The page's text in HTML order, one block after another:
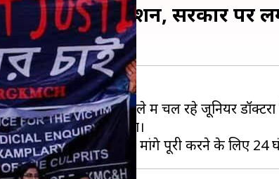
किया आमरण अनशन, सरकार पर
के बाद हत्या के मामले में चल रहे जूनियर डॉक्टरों
अनशन शुरू कर दिया।
पश्चिम बंगाल